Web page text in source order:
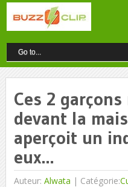
Ces 2
devant la
aperçoit un
eux…
Auteur: Alwata | Catégorie: